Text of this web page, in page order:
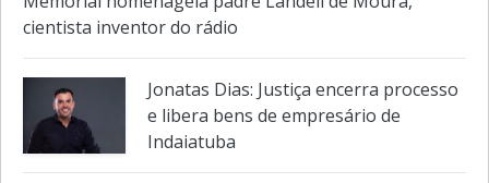
Memorial homenageia padre Landell de Moura,
cientista inventor do rádio
Jonatas Dias: Justiça encerra processo
e libera bens de empresário de
Indaiatuba